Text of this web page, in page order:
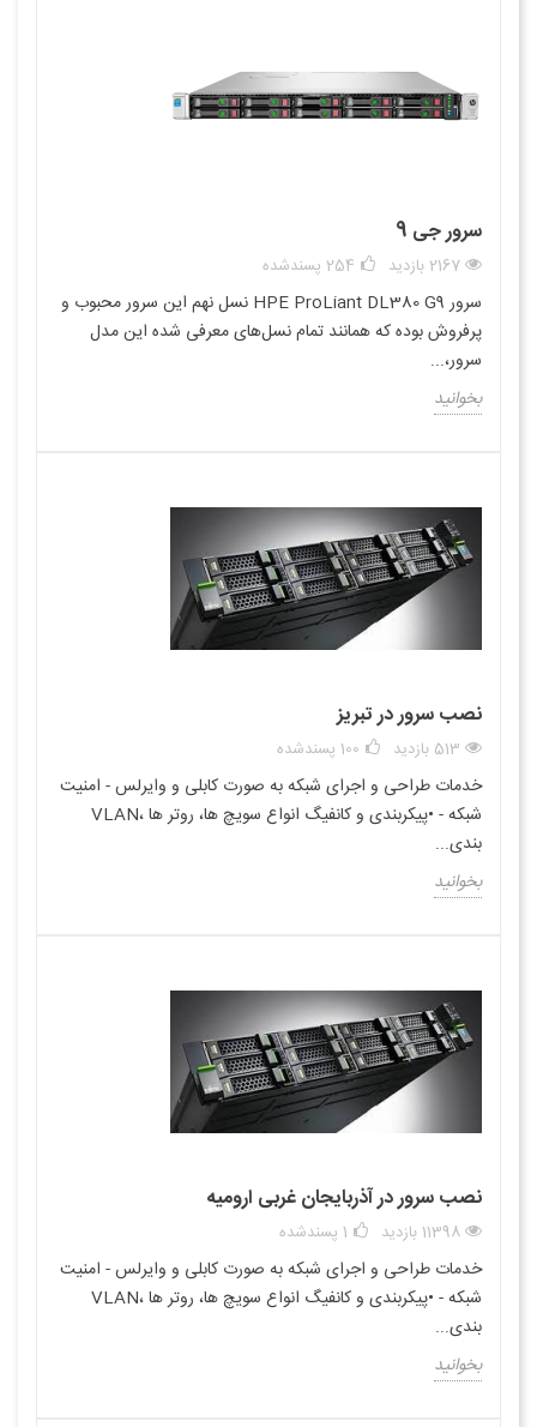
سرور جی 9
2167 بازدید 254 پسندشده
سرور HPE ProLiant DL380 G9 نسل نهم این سرور محبوب و
پرفروش بوده که همانند تمام نسل‌های معرفی شده این مدل
سرور،...
بخوانید
نصب سرور در تبریز
513 بازدید 100 پسندشده
خدمات طراحی و اجرای شبکه به صورت کابلی و وایرلس - امنیت
شبکه - •پیکربندی و کانفیگ انواع سویچ ها، روتر ها ،VLAN
بندی...
بخوانید
نصب سرور در آذربایجان غربی ارومیه
11398 بازدید 1 پسندشده
خدمات طراحی و اجرای شبکه به صورت کابلی و وایرلس - امنیت
شبکه - •پیکربندی و کانفیگ انواع سویچ ها، روتر ها ،VLAN
بندی...
بخوانید